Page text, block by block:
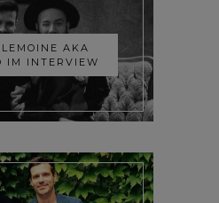
AKA
IM INTERVIEW